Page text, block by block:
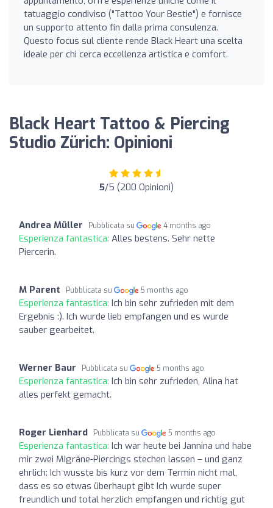
tatuaggio condiviso ("Tattoo Your Bestie") e fornisce
un supporto attento fin dalla prima consulenza.
Questo focus sul cliente rende Black Heart una scelta
ideale per chi cerca eccellenza artistica e comfort.
Black Heart Tattoo & Piercing
Studio Zürich: Opinioni
5/5 (200 Opinioni)
Andrea Müller Pubblicata su 4 months ago
Esperienza fantastica: Alles bestens. Sehr nette
Piercerin.
M Parent Pubblicata su 5 months ago
Esperienza fantastica: Ich bin sehr zufrieden mit dem
Ergebnis :). Ich wurde lieb empfangen und es wurde
sauber gearbeitet.
Werner Baur Pubblicata su 5 months ago
Esperienza fantastica: Ich bin sehr zufrieden, Alina hat
alles perfekt gemacht.
Roger Lienhard Pubblicata su 5 months ago
Esperienza fantastica: Ich war heute bei Jannina und habe
mir zwei Migräne-Piercings stechen lassen – und ganz
ehrlich: Ich wusste bis kurz vor dem Termin nicht mal,
dass es so etwas überhaupt gibt Ich wurde super
freundlich und total herzlich empfangen und richtig gut